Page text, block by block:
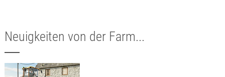
Neuigkeiten von der Farm...